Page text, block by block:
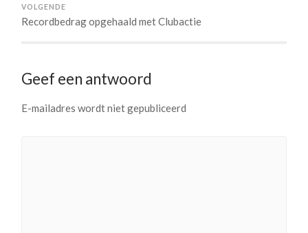
VOLGENDE
Recordbedrag opgehaald met Clubactie
Geef een antwoord
E-mailadres wordt niet gepubliceerd